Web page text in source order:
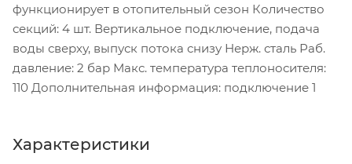
функционирует в отопительный сезон Количество
секций: 4 шт. Вертикальное подключение, подача
воды сверху, выпуск потока снизу Нерж. сталь Раб.
давление: 2 бар Макс. температура теплоносителя:
110 Дополнительная информация: подключение 1
Характеристики